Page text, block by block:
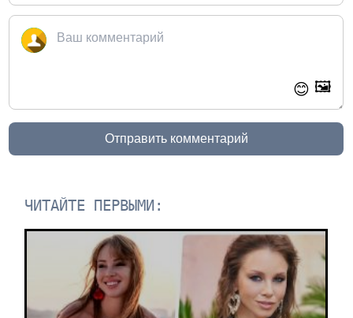
😊 🖼️
Отправить комментарий
ЧИТАЙТЕ ПЕРВЫМИ: